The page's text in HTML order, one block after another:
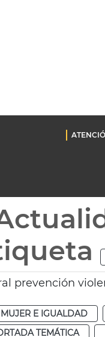
prevención
MUJER E IGUALDAD
TEMÁTICA